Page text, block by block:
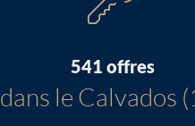
541 offres
dans le Calvados